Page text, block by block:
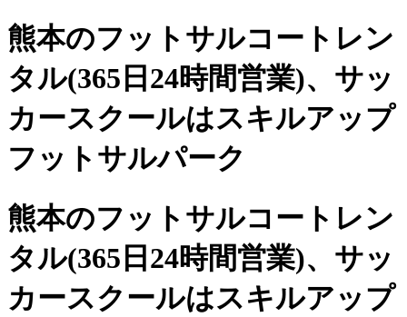
熊本のフットサルコートレン
タル(365日24時間営業)、 サッ
カースクールはスキルアップ
フットサルパーク
熊本のフットサルコートレン
タル(365日24時間営業)、サッ
カースクールはスキルアップ